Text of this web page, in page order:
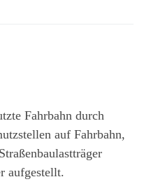
Fahrbahn durch
auf Fahrbahn,
aufgestellt.